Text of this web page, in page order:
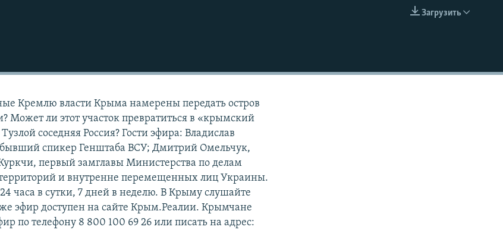
EMBED
Загрузить
Кремлю власти Крыма намерены передать остров
Может ли этот участок превратиться в «крымский
соседняя Россия? Гости эфира: Владислав
бывший спикер Генштаба ВСУ; Дмитрий Омельчук,
первый замглавы Министерства по делам
и внутренне перемещенных лиц Украины.
часа в сутки, 7 дней в неделю. В Крыму слушайте
эфир доступен на сайте Крым.Реалии. Крымчане
по телефону 8 800 100 69 26 или писать на адрес: